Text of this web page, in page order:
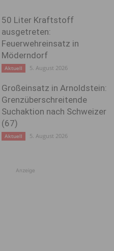
50 Liter Kraftstoff
ausgetreten:
Feuerwehreinsatz in
Möderndorf
Aktuell 5. August 2026
Großeinsatz in Arnoldstein:
Grenzüberschreitende
Suchaktion nach Schweizer
(67)
Aktuell 5. August 2026
Anzeige